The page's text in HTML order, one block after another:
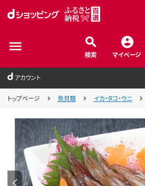
検索 マイページ
アカウント
トップページ 魚貝類 イカ・タコ・ウニ